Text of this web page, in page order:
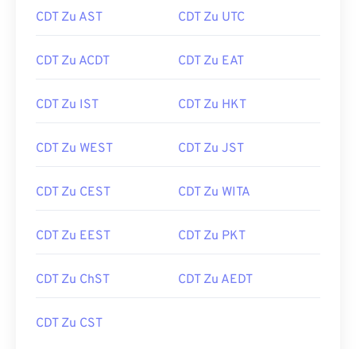
CDT Zu AST CDT Zu UTC
CDT Zu ACDT CDT Zu EAT
CDT Zu IST CDT Zu HKT
CDT Zu WEST CDT Zu JST
CDT Zu CEST CDT Zu WITA
CDT Zu EEST CDT Zu PKT
CDT Zu ChST CDT Zu AEDT
CDT Zu CST